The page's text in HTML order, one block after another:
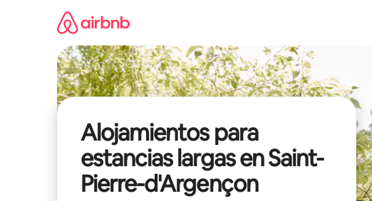
Alojamientos para
estancias largas en Saint-
Pierre-d'Argençon